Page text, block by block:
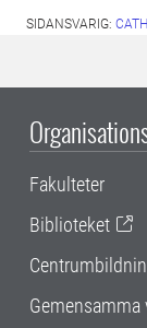
SIDANSVARIG:
Fakulteter
Biblioteket